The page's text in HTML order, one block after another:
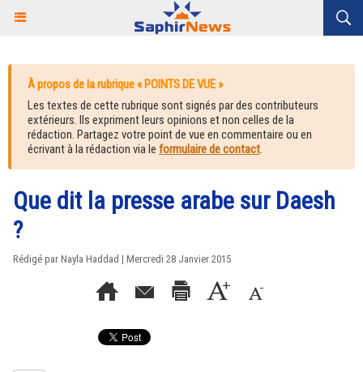
À propos de la rubrique « POINTS DE VUE »
Les textes de cette rubrique sont signés par des contributeurs
extérieurs. Ils expriment leurs opinions et non celles de la
rédaction. Partagez votre point de vue en commentaire ou en
écrivant à la rédaction via le formulaire de contact.
Que dit la presse arabe sur Daesh
?
Rédigé par Nayla Haddad | Mercredi 28 Janvier 2015